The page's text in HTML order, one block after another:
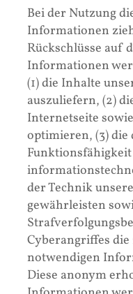
Bei der Nutzung
Informationen
Rückschlüsse auf
Informationen
(1) die Inhalte
auszuliefern, (2)
Internetseite
optimieren, (3) die
der Technik
gewährleisten
Cyberangriffes
notwendigen
Diese anonym